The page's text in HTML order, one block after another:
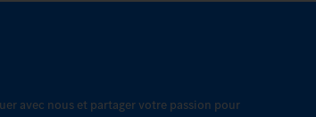
avec nous et partager votre passion pour